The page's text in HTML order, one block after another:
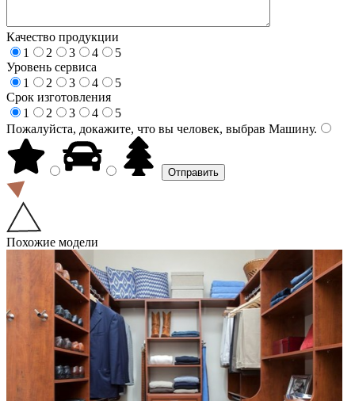
Качество продукции
1
2 3 4
5
Уровень сервиса
1
2 3 4
5
Срок изготовления
1
2 3 4
5
Пожалуйста, докажите, что вы человек, выбрав Машину.
Похожие модели